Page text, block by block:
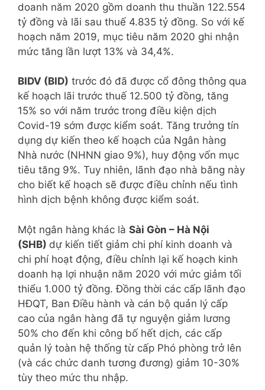
doanh năm 2020 gồm doanh thu thuần 122.554
tỷ đồng và lãi sau thuế 4.835 tỷ đồng. So với kế
hoạch năm 2019, mục tiêu năm 2020 ghi nhận
mức tăng lần lượt 13% và 34,4%.
BIDV (BID) trước đó đã được cổ đông thông qua
kế hoạch lãi trước thuế 12.500 tỷ đồng, tăng
15% so với năm trước trong điều kiện dịch
Covid-19 sớm được kiểm soát. Tăng trưởng tín
dụng dự kiến theo kế hoạch của Ngân hàng
Nhà nước (NHNN giao 9%), huy động vốn mục
tiêu tăng 9%. Tuy nhiên, lãnh đạo nhà băng này
cho biết kế hoạch sẽ được điều chỉnh nếu tình
hình dịch bệnh không được kiểm soát.
Một ngân hàng khác là Sài Gòn – Hà Nội
(SHB) dự kiến tiết giảm chi phí kinh doanh và
chi phí hoạt động, điều chỉnh lại kế hoạch kinh
doanh hạ lợi nhuận năm 2020 với mức giảm tối
thiểu 1.000 tỷ đồng. Đồng thời các cấp lãnh đạo
HĐQT, Ban Điều hành và cán bộ quản lý cấp
cao của ngân hàng đã tự nguyện giảm lương
50% cho đến khi công bố hết dịch, các cấp
quản lý toàn hệ thống từ cấp Phó phòng trở lên
(và các chức danh tương đương) giảm 10-30%
tùy theo mức thu nhập.